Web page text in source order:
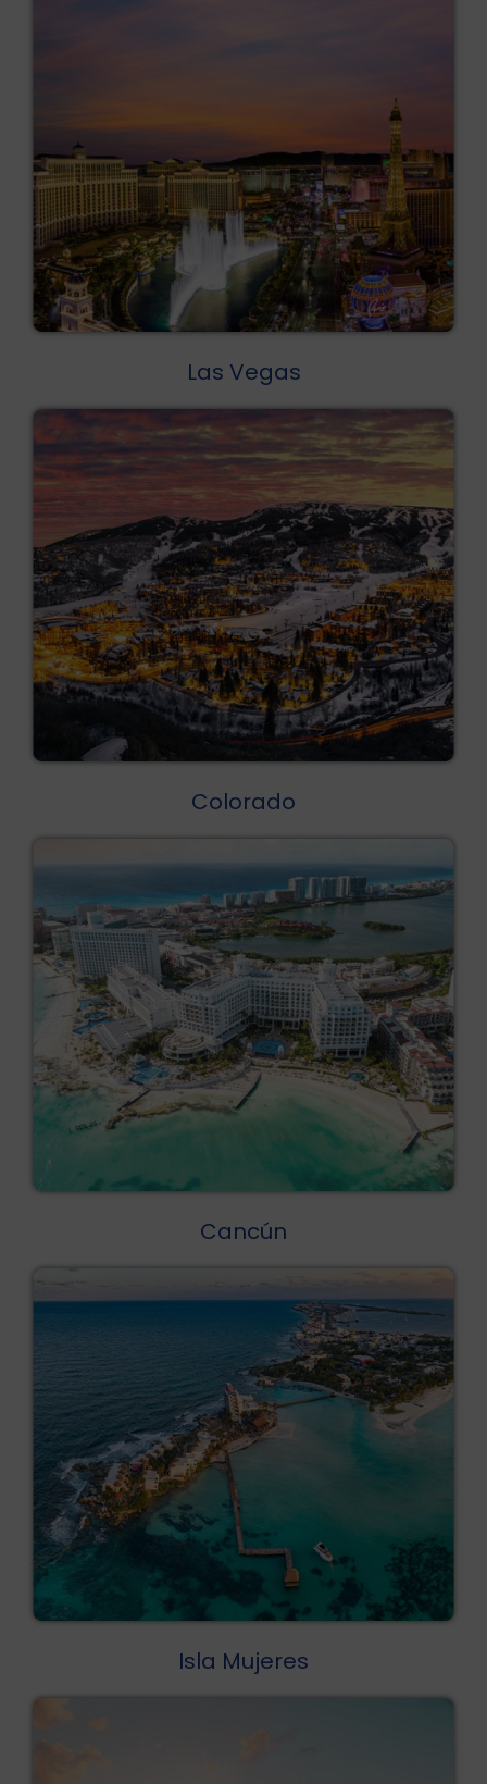
Las Vegas
Colorado
Cancún
Isla Mujeres